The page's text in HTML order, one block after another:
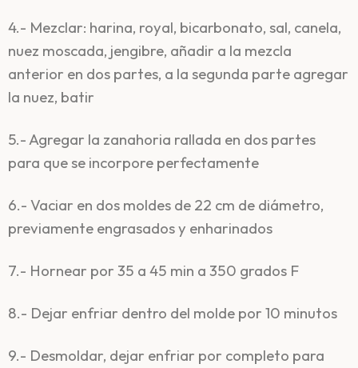
4.- Mezclar: harina, royal, bicarbonato, sal, canela,
nuez moscada, jengibre, añadir a la mezcla
anterior en dos partes, a la segunda parte agregar
la nuez, batir
5.- Agregar la zanahoria rallada en dos partes
para que se incorpore perfectamente
6.- Vaciar en dos moldes de 22 cm de diámetro,
previamente engrasados y enharinados
7.- Hornear por 35 a 45 min a 350 grados F
8.- Dejar enfriar dentro del molde por 10 minutos
9.- Desmoldar, dejar enfriar por completo para